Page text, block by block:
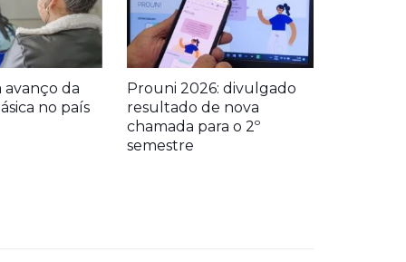
avanço da
no país
Prouni 2026: divulgado
resultado de nova
chamada para o 2º
semestre